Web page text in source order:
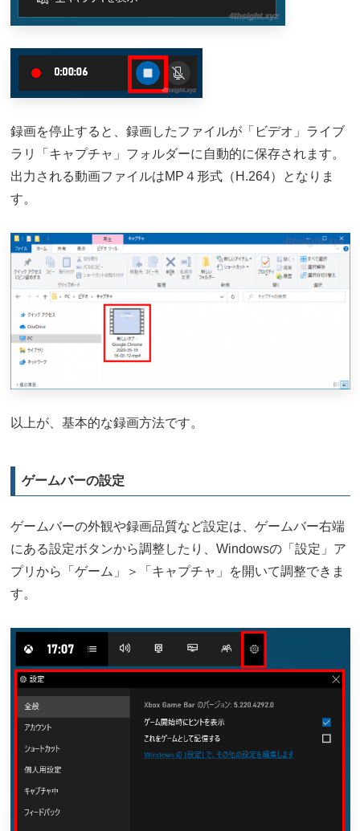
録画を停止すると、録画したファイルが「ビデオ」ライブ
ラリ「キャプチャ」フォルダーに自動的に保存されます。
出力される動画ファイルはMP４形式（H.264）となりま
す。
以上が、基本的な録画方法です。
ゲームバーの設定
ゲームバーの外観や録画品質など設定は、ゲームバー右端
にある設定ボタンから調整したり、Windowsの「設定」ア
プリから「ゲーム」＞「キャプチャ」を開いて調整できま
す。